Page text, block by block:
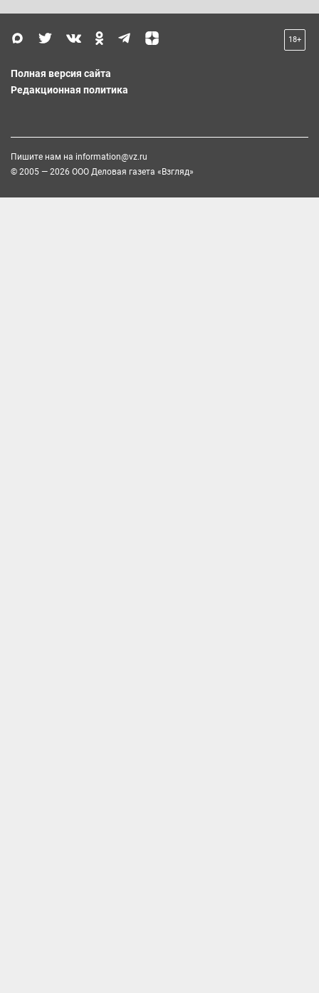
18+
Полная версия сайта
Редакционная политика
Пишите нам на information@vz.ru
© 2005 — 2026 ООО Деловая газета «Взгляд»